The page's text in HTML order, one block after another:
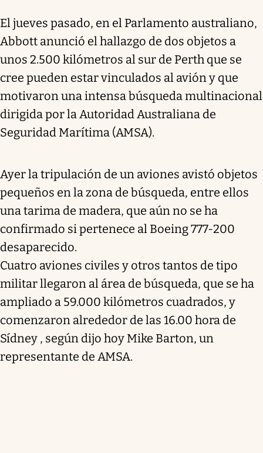
El jueves pasado, en el Parlamento australiano,
Abbott anunció el hallazgo de dos objetos a
unos 2.500 kilómetros al sur de Perth que se
cree pueden estar vinculados al avión y que
motivaron una intensa búsqueda multinacional
dirigida por la Autoridad Australiana de
Seguridad Marítima (AMSA).
Ayer la tripulación de un aviones avistó objetos
pequeños en la zona de búsqueda, entre ellos
una tarima de madera, que aún no se ha
confirmado si pertenece al Boeing 777-200
desaparecido.
Cuatro aviones civiles y otros tantos de tipo
militar llegaron al área de búsqueda, que se ha
ampliado a 59.000 kilómetros cuadrados, y
comenzaron alrededor de las 16.00 hora de
Sídney , según dijo hoy Mike Barton, un
representante de AMSA.